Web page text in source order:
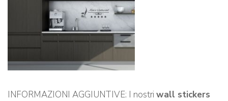
INFORMAZIONI AGGIUNTIVE: I nostri wall stickers